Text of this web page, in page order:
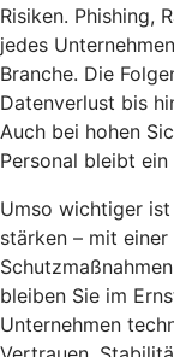
Risiken. Phishing,
jedes
Branche. Die
Datenverlust bis
Auch bei hohen
Personal bleibt ein
Umso wichtiger
stärken – mit
bleiben Sie im
Unternehmen